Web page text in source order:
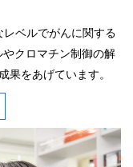
ベルでがんに関する
クロマチン制御の解
果をあげています。